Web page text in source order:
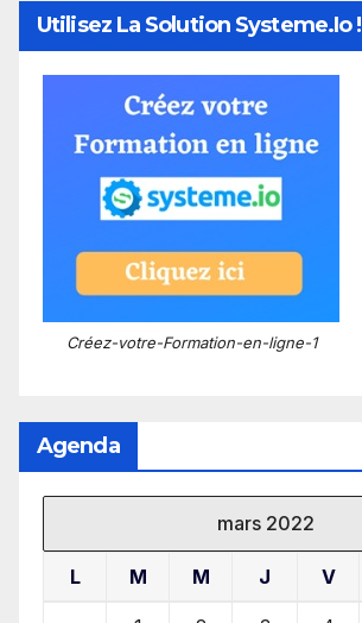
Utilisez La Solution Systeme.io !
Créez-votre-Formation-en-ligne-1
Agenda
mars 2022
L M M J V